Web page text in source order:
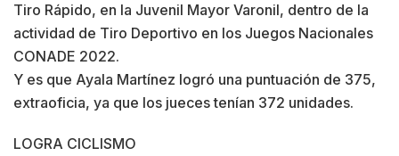
Tiro Rápido, en la Juvenil Mayor Varonil, dentro de la
actividad de Tiro Deportivo en los Juegos Nacionales
CONADE 2022.
Y es que Ayala Martínez logró una puntuación de 375,
extraoficia, ya que los jueces tenían 372 unidades.
LOGRA CICLISMO